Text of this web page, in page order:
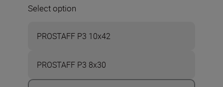
Select option
PROSTAFF P3 10x42
PROSTAFF P3 8x30